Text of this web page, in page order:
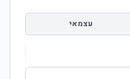
עצמאי